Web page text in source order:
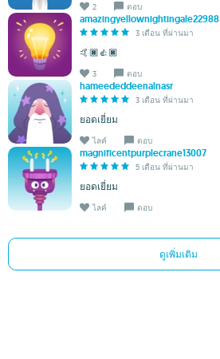
2 ตอบ
amazingyellownightingale22988
3 เดือน ที่ผ่านมา
🤙🏿👍🏿
3 ตอบ
hameededdeenalnasr
3 เดือน ที่ผ่านมา
ยอดเยี่ยม
ไลค์ ตอบ
magnificentpurplecrane13007
5 เดือน ที่ผ่านมา
ยอดเยี่ยม
ไลค์ ตอบ
ดูเพิ่มเติม